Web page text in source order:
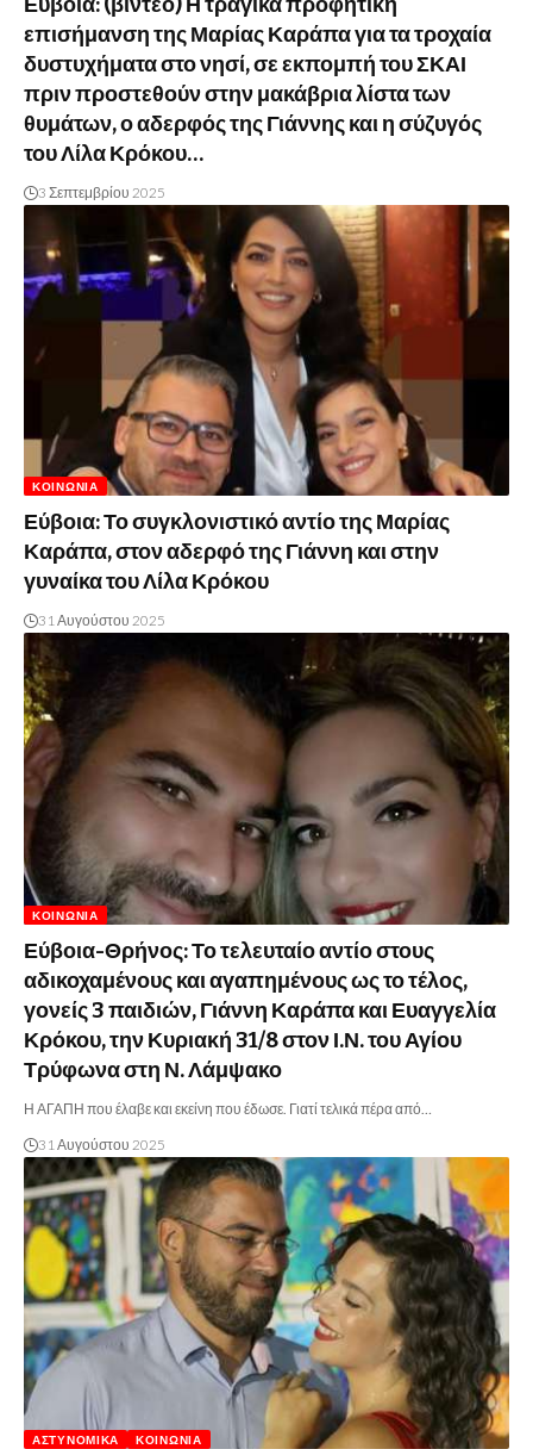
επισήμανση της Μαρίας Καράπα για τα τροχαία
δυστυχήματα στο νησί, σε εκπομπή του ΣΚΑΙ
πριν προστεθούν στην μακάβρια λίστα των
θυμάτων, ο αδερφός της Γιάννης και η σύζυγός
του Λίλα Κρόκου…
3 Σεπτεμβρίου 2025
ΚΟΙΝΩΝΊΑ
Εύβοια: Το συγκλονιστικό αντίο της Μαρίας
Καράπα, στον αδερφό της Γιάννη και στην
γυναίκα του Λίλα Κρόκου
31 Αυγούστου 2025
ΚΟΙΝΩΝΊΑ
Εύβοια-Θρήνος: Το τελευταίο αντίο στους
αδικοχαμένους και αγαπημένους ως το τέλος,
γονείς 3 παιδιών, Γιάννη Καράπα και Ευαγγελία
Κρόκου, την Κυριακή 31/8 στον Ι.Ν. του Αγίου
Τρύφωνα στη Ν. Λάμψακο
Η ΑΓΑΠΗ που έλαβε και εκείνη που έδωσε. Γιατί τελικά πέρα από…
31 Αυγούστου 2025
ΑΣΤΥΝΟΜΙΚΆ ΚΟΙΝΩΝΊΑ